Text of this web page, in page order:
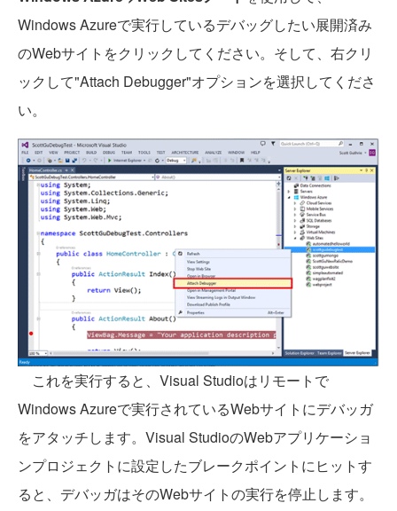
Windows Azureで実行しているデバッグしたい展開済み
のWebサイトをクリックしてください。そして、右クリ
ックして"Attach Debugger"オプションを選択してくださ
い。
これを実行すると、Visual Studioはリモートで
Windows Azureで実行されているWebサイトにデバッガ
をアタッチします。Visual StudioのWebアプリケーショ
ンプロジェクトに設定したブレークポイントにヒットす
ると、デバッガはそのWebサイトの実行を停止します。